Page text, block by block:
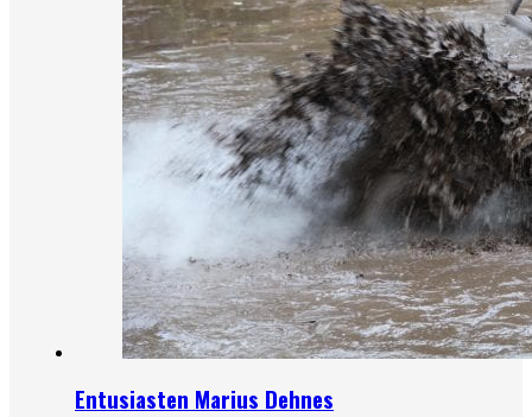
Entusiasten Marius Dehnes